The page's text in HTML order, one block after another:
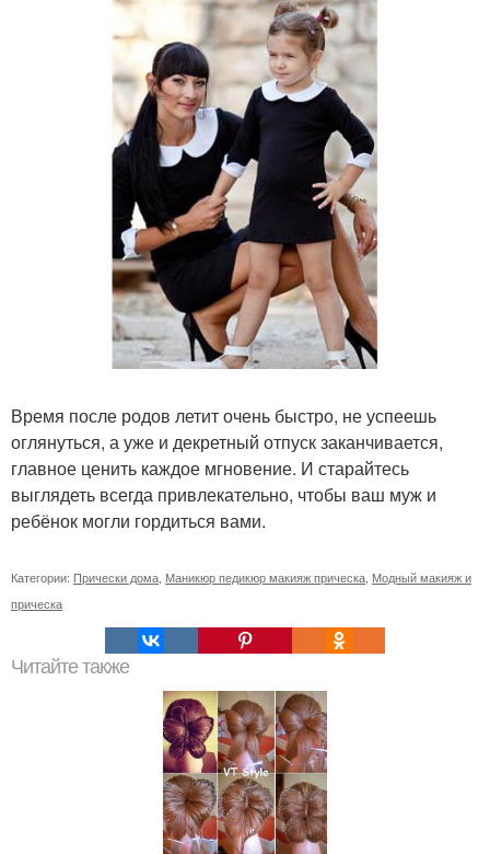
Время после родов летит очень быстро, не успеешь
оглянуться, а уже и декретный отпуск заканчивается,
главное ценить каждое мгновение. И старайтесь
выглядеть всегда привлекательно, чтобы ваш муж и
ребёнок могли гордиться вами.
Категории: Прически дома Маникюр педикюр макияж прическа Модный макияж и
прическа
Читайте также